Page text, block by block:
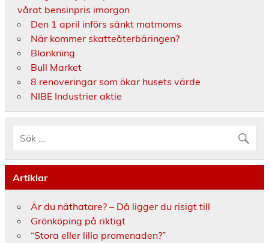
vårat bensinpris imorgon
Den 1 april införs sänkt matmoms
När kommer skatteåterbäringen?
Blankning
Bull Market
8 renoveringar som ökar husets värde
NIBE Industrier aktie
Artiklar
Är du näthatare? – Då ligger du risigt till
Grönköping på riktigt
“Stora eller lilla promenaden?”